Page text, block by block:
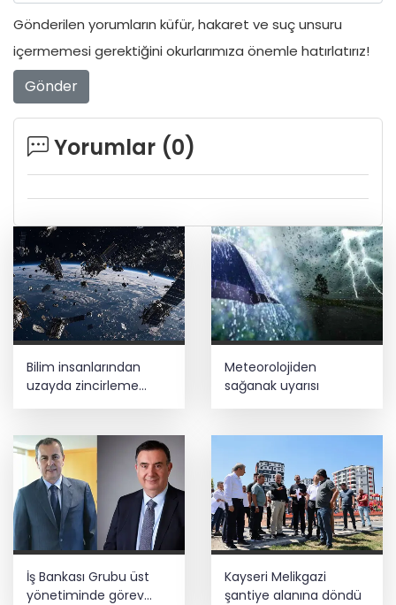
Gönderilen yorumların küfür, hakaret ve suç unsuru
içermemesi gerektiğini okurlarımıza önemle hatırlatırız!
Gönder
Yorumlar (0)
Bilim insanlarından
uzayda zincirleme
felaket uyarısı
Meteorolojiden
sağanak uyarısı
İş Bankası Grubu üst
yönetiminde görev
Kayseri Melikgazi
şantiye alanına döndü